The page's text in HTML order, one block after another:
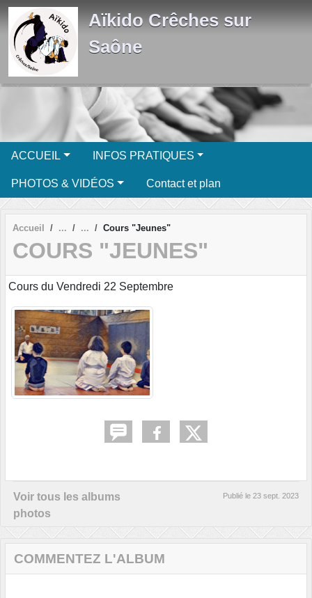
Aïkido Crêches sur
Saône
ACCUEIL INFOS PRATIQUES
PHOTOS & VIDÉOS Contact et plan
Accueil Cours "Jeunes"
COURS "JEUNES"
Cours du Vendredi 22 Septembre
Voir tous les albums
photos
Publié le 23 sept. 2023
COMMENTEZ L'ALBUM
Panneau de gestion des cookies